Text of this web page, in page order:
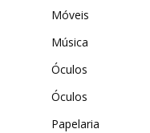
Móveis
Música
Óculos
Óculos
Papelaria